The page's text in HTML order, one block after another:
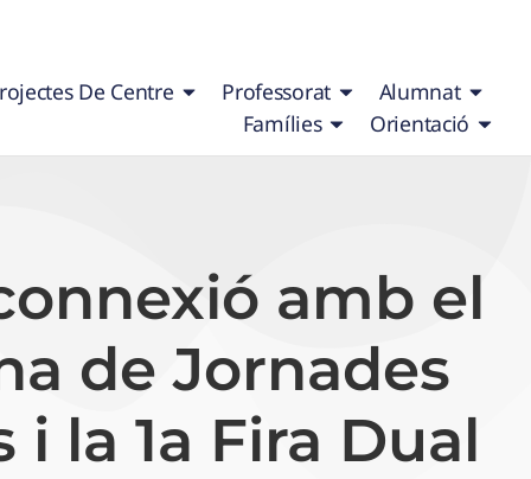
De Centre Professorat
Alumnat
Famílies
Orientació
amb el
de Jornades
la 1a Fira Dual